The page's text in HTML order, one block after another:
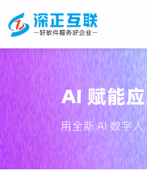
AI 赋能
用全新 AI 数字